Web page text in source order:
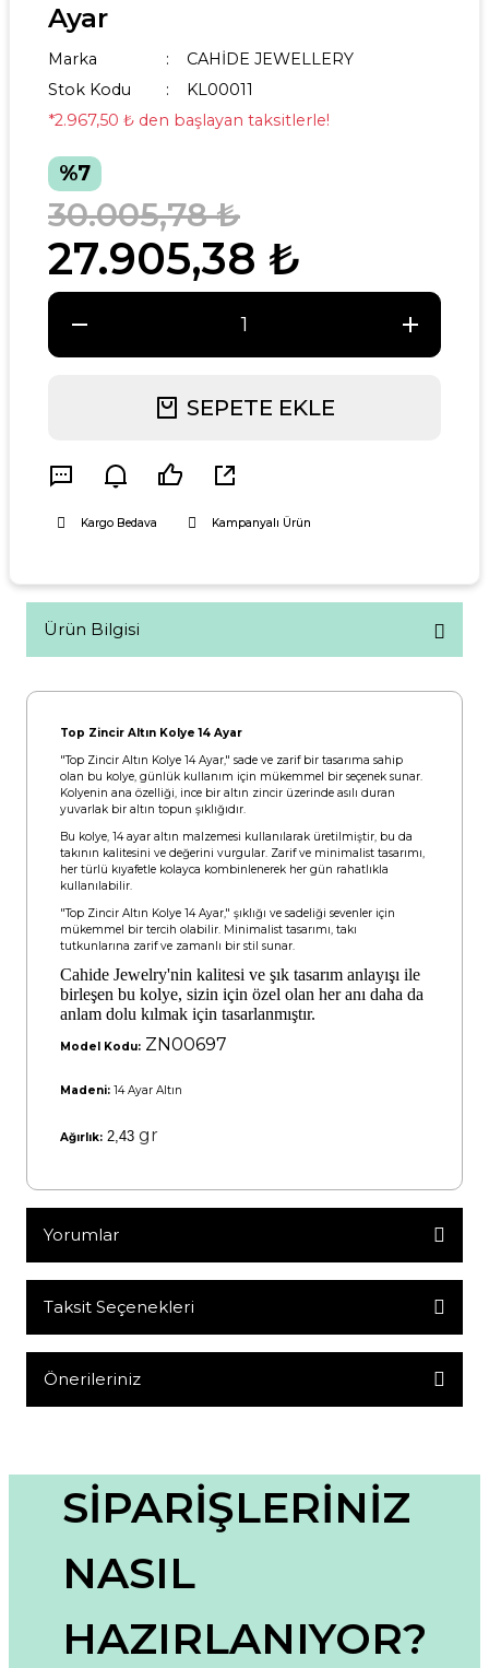
Ayar
Marka
CAHİDE JEWELLERY
Stok Kodu
KL00011
*2.967,50 ₺ den başlayan taksitlerle!
%7
27.905,38 ₺
30.005,78 ₺
SEPETE EKLE
Kargo Bedava Kampanyalı Ürün
Ürün Bilgisi
Top Zincir Altın Kolye 14 Ayar
"Top Zincir Altın Kolye 14 Ayar," sade ve zarif bir tasarıma sahip
olan bu kolye, günlük kullanım için mükemmel bir seçenek sunar.
Kolyenin ana özelliği, ince bir altın zincir üzerinde asılı duran
yuvarlak bir altın topun şıklığıdır.
Bu kolye, 14 ayar altın malzemesi kullanılarak üretilmiştir, bu da
takının kalitesini ve değerini vurgular. Zarif ve minimalist tasarımı,
her türlü kıyafetle kolayca kombinlenerek her gün rahatlıkla
kullanılabilir.
"Top Zincir Altın Kolye 14 Ayar," şıklığı ve sadeliği sevenler için
mükemmel bir tercih olabilir. Minimalist tasarımı, takı
tutkunlarına zarif ve zamanlı bir stil sunar.
Cahide Jewelry'nin kalitesi ve şık tasarım anlayışı ile
birleşen bu kolye, sizin için özel olan her anı daha da
anlam dolu kılmak için tasarlanmıştır.
Model Kodu: ZN00697
Madeni: 14 Ayar Altın
Ağırlık: 2,43 gr
Yorumlar
Bu ürüne ilk yorumu siz yapın!
Taksit Seçenekleri
Önerileriniz
Görüş ve önerileriniz için teşekkür ederiz.
Ürün resmi kalitesiz, bozuk veya görüntülenemiyor.
Ürün açıklamasında eksik bilgiler bulunuyor.
Ürün fiyatı diğer sitelerden daha pahalı.
Bu ürüne benzer farklı alternatifler olmalı.
SİPARİŞLERİNİZ
NASIL
HAZIRLANIYOR?